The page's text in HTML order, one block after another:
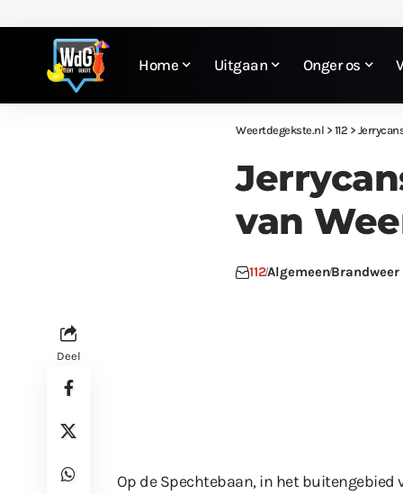
Home Uitgaan Onger os
Weertdegekste.nl > 112 >
van
112AlgemeenBrandweer
Deel
Op de Spechtebaan, in het